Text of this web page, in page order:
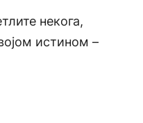
некога,
истином –